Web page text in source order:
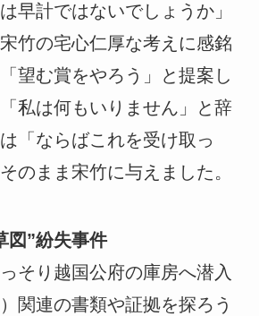
早計ではないでしょうか」
竹の宅心仁厚な考えに感銘
望む賞をやろう」と提案し
私は何もいりません」と辞
「ならばこれを受け取っ
のまま宋竹に与えました。
図”紛失事件
そり越国公府の庫房へ潜入
関連の書類や証拠を探ろう